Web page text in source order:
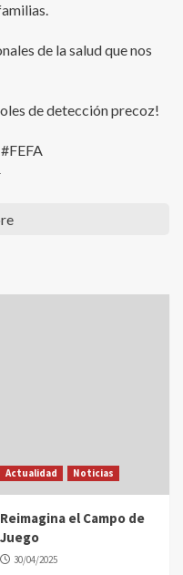
de la salud que nos
de detección precoz!
Actualidad Noticias
Reimagina el Campo de
Juego
30/04/2025